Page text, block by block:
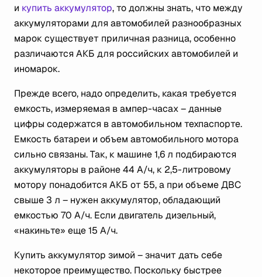
и купить аккумулятор, то должны знать, что между
аккумуляторами для автомобилей разнообразных
марок существует приличная разница, особенно
различаются АКБ для российских автомобилей и
иномарок.
Прежде всего, надо определить, какая требуется
емкость, измеряемая в ампер-часах – данные
цифры содержатся в автомобильном техпаспорте.
Емкость батареи и объем автомобильного мотора
сильно связаны. Так, к машине 1,6 л подбираются
аккумуляторы в районе 44 А/ч, к 2,5-литровому
мотору понадобится АКБ от 55, а при объеме ДВС
свыше 3 л – нужен аккумулятор, обладающий
емкостью 70 А/ч. Если двигатель дизельный,
«накиньте» еще 15 А/ч.
Купить аккумулятор зимой – значит дать себе
некоторое преимущество. Поскольку быстрее